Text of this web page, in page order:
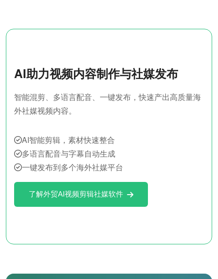
AI助力视频内容制作与社媒发布
智能混剪、多语言配音、一键发布，快速产出高质量海
外社媒视频内容。
AI智能剪辑，素材快速整合
多语言配音与字幕自动生成
一键发布到多个海外社媒平台
了解外贸AI视频剪辑社媒软件